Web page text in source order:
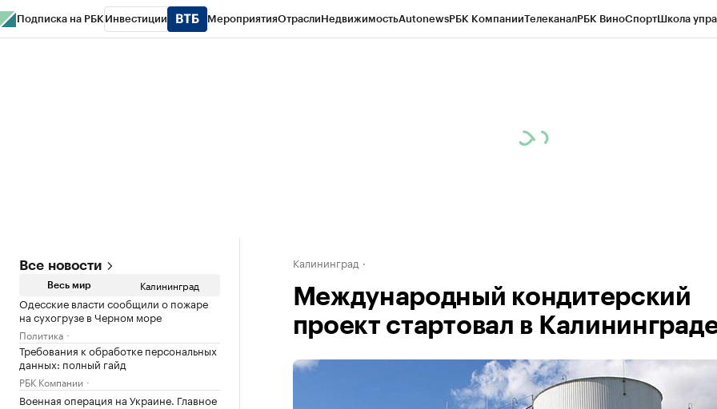
Подписка на РБК Инвестиции МероприятияОтраслиНедвижимостьAutonewsРБК КомпанииТелеканалРБК ВиноСпортШкола
Все новости
Весь мир Калининград
Одесские власти сообщили о пожаре
на сухогрузе в Черном море
Политика
Требования к обработке персональных
данных: полный гайд
РБК Компании
Военная операция на Украине. Главное
Калининград
Международный кондитерский
проект стартовал в